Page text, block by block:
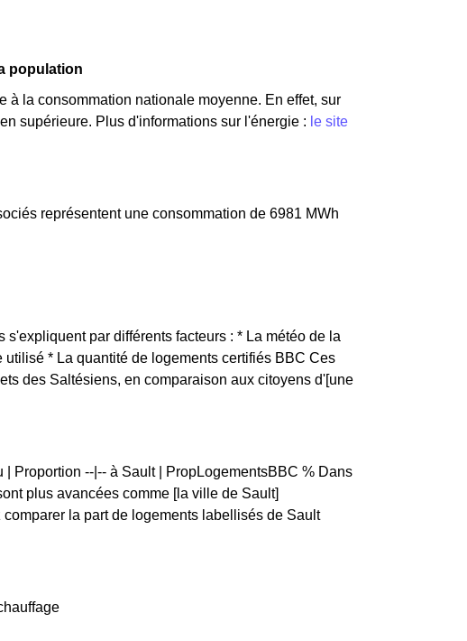
population
à la consommation nationale moyenne. En effet, sur
supérieure. Plus d'informations sur l'énergie : le site
représentent une consommation de 6981 MWh
par différents facteurs : * La météo de la
* La quantité de logements certifiés BBC Ces
des Saltésiens, en comparaison aux citoyens d'[une
Proportion --|-- à Sault | PropLogementsBBC % Dans
plus avancées comme [la ville de Sault]
la part de logements labellisés de Sault